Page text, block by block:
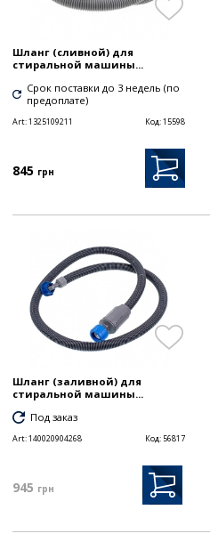
Шланг (сливной) для
стиральной машины...
Срок поставки до 3 недель (по
предоплате)
Art:1325109211 Код:15598
845 грн
Шланг (заливной) для
стиральной машины...
Под заказ
Art:140020904268 Код:56817
945 грн